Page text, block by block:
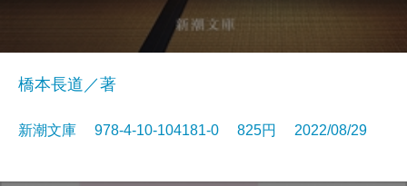
橋本長道／著
新潮文庫 978-4-10-104181-0 825円 2022/08/29